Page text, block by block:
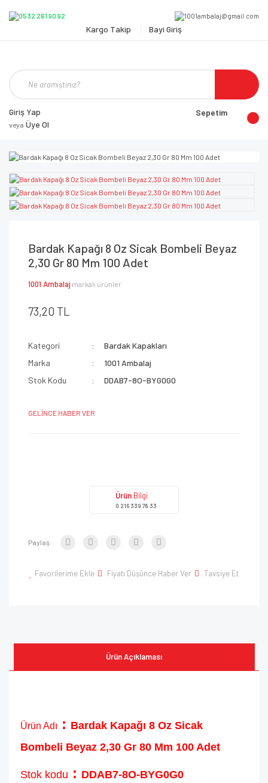
Kargo Takip Bayi Giriş
Giriş Yap
veya Üye Ol
Sepetim
Bardak Kapağı 8 Oz Sicak Bombeli Beyaz
2,30 Gr 80 Mm 100 Adet
1001 Ambalaj markalı ürünler
73,20 TL
Kategori
Bardak Kapakları
Marka
1001 Ambalaj
Stok Kodu
DDAB7-8O-BYG0G0
GELİNCE HABER VER
Ürün Bilgi
0 216 339 78 33
Paylaş:
Favorilerime Ekle Fiyatı Düşünce Haber Ver Tavsiye Et
Ürün Açıklaması
Ürün Adı : Bardak Kapağı 8 Oz Sicak
Bombeli Beyaz 2,30 Gr 80 Mm 100 Adet
Stok kodu : DDAB7-8O-BYG0G0